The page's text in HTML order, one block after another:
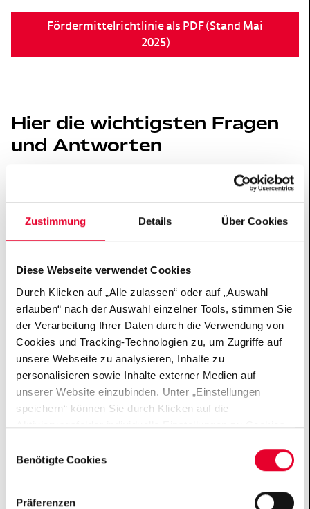
Zustimmung Details Über Cookies
Diese Webseite verwendet Cookies
Durch Klicken auf „Alle zulassen“ oder auf „Auswahl
erlauben“ nach der Auswahl einzelner Tools, stimmen Sie
der Verarbeitung Ihrer Daten durch die Verwendung von
Cookies und Tracking-Technologien zu, um Zugriffe auf
unsere Webseite zu analysieren, Inhalte zu
personalisieren sowie Inhalte externer Medien auf
unserer Website einzubinden. Unter „Einstellungen
speichern“ können Sie durch Klicken auf die
Aktivierungsfelder individuelle Einstellungen zu Cookies
untersagen oder keine Einwilligung erteilen. Sie können
die erteilte Einwilligung auch später jederzeit über das
Cookie Board widerrufen. Der Einsatz von „Benötigten
Benötigte Cookies
Präferenzen
Fördermittelrichtlinie als PDF (Stand Mai
2025)
Hier die wichtigsten Fragen
und Antworten
3. Welche Aufwendungen sind von der
Förderung ausgeschlossen?
4. Wie stelle ich einen Antrag?
5. Wie lange darf eine Förderung laufen?
6. Welche Mittel können beantragt werden?
7. Wie erfolgt die Förderzusage?